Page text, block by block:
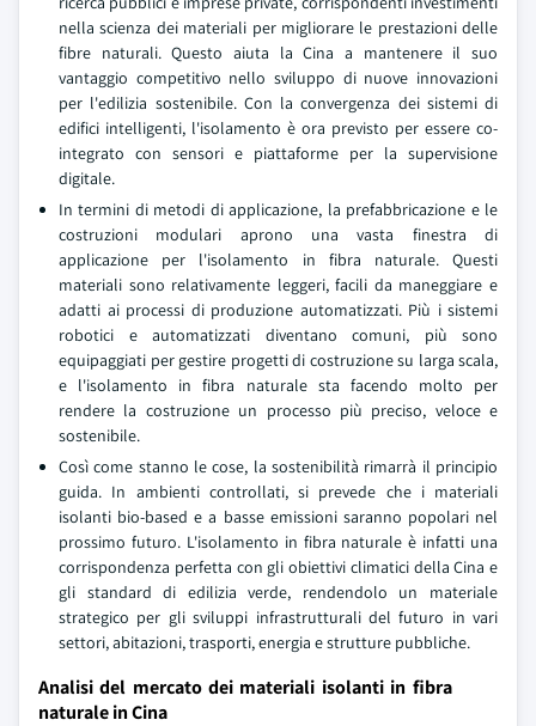
nella scienza dei materiali per migliorare le prestazioni delle
fibre naturali. Questo aiuta la Cina a mantenere il suo
vantaggio competitivo nello sviluppo di nuove innovazioni
per l'edilizia sostenibile. Con la convergenza dei sistemi di
edifici intelligenti, l'isolamento è ora previsto per essere co-
integrato con sensori e piattaforme per la supervisione
digitale.
In termini di metodi di applicazione, la prefabbricazione e le
costruzioni modulari aprono una vasta finestra di
applicazione per l'isolamento in fibra naturale. Questi
materiali sono relativamente leggeri, facili da maneggiare e
adatti ai processi di produzione automatizzati. Più i sistemi
robotici e automatizzati diventano comuni, più sono
equipaggiati per gestire progetti di costruzione su larga scala,
e l'isolamento in fibra naturale sta facendo molto per
rendere la costruzione un processo più preciso, veloce e
sostenibile.
Così come stanno le cose, la sostenibilità rimarrà il principio
guida. In ambienti controllati, si prevede che i materiali
isolanti bio-based e a basse emissioni saranno popolari nel
prossimo futuro. L'isolamento in fibra naturale è infatti una
corrispondenza perfetta con gli obiettivi climatici della Cina e
gli standard di edilizia verde, rendendolo un materiale
strategico per gli sviluppi infrastrutturali del futuro in vari
settori, abitazioni, trasporti, energia e strutture pubbliche.
Analisi del mercato dei materiali isolanti in fibra
naturale in Cina